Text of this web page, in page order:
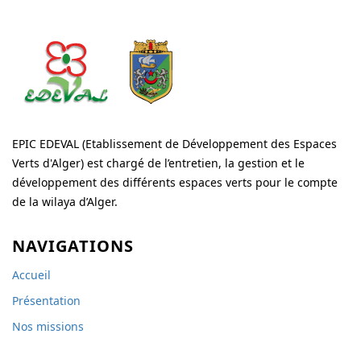
EPIC EDEVAL (Etablissement de Développement des Espaces
Verts d'Alger) est chargé de l’entretien, la gestion et le
développement des différents espaces verts pour le compte
de la wilaya d’Alger.
NAVIGATIONS
Accueil
Présentation
Nos missions